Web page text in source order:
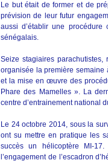
Le but était de former et de
prévision de leur futur
aussi d’établir une
sénégalais.
Seize stagiaires parachutistes,
organisée la première semaine
et la mise en œuvre des
Phare des Mamelles ». La
centre d’entrainement national
Le 24 octobre 2014, sous la
ont su mettre en pratique les
succès un hélicoptère MI-
l’engagement de l’escadron